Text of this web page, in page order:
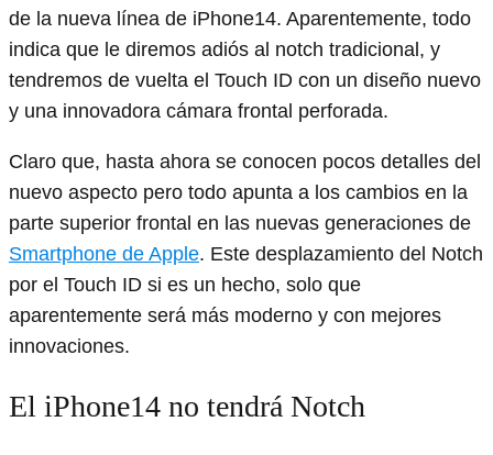
de la nueva línea de iPhone14. Aparentemente, todo
indica que le diremos adiós al notch tradicional, y
tendremos de vuelta el Touch ID con un diseño nuevo
y una innovadora cámara frontal perforada.
Claro que, hasta ahora se conocen pocos detalles del
nuevo aspecto pero todo apunta a los cambios en la
parte superior frontal en las nuevas generaciones de
Smartphone de Apple. Este desplazamiento del Notch
por el Touch ID si es un hecho, solo que
aparentemente será más moderno y con mejores
innovaciones.
El iPhone14 no tendrá Notch